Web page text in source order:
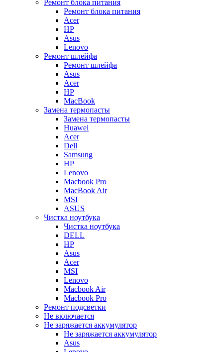
Ремонт блока питания
Ремонт блока питания
Acer
HP
Asus
Lenovo
Ремонт шлейфа
Ремонт шлейфа
Asus
Acer
HP
MacBook
Замена термопасты
Замена термопасты
Huawei
Acer
Dell
Samsung
HP
Lenovo
Macbook Pro
MacBook Air
MSI
ASUS
Чистка ноутбука
Чистка ноутбука
DELL
HP
Asus
Acer
MSI
Lenovo
Macbook Air
Macbook Pro
Ремонт подсветки
Не включается
Не заряжается аккумулятор
Не заряжается аккумулятор
Asus